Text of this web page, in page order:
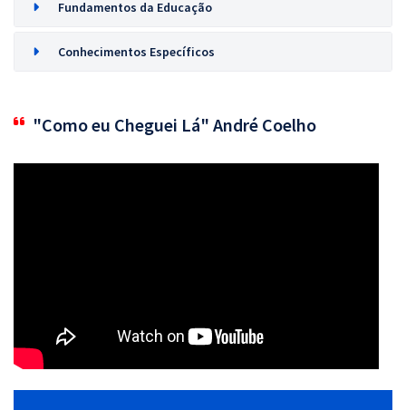
Fundamentos da Educação
Conhecimentos Específicos
"Como eu Cheguei Lá" André Coelho